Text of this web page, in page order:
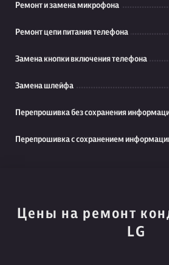
Ремонт и замена микрофона
Ремонт цепи питания телефона
Замена кнопки включения телефона
Замена шлейфа
Перепрошивка без сохранения
Перепрошивка с сохранением
Цены на ремонт
LG